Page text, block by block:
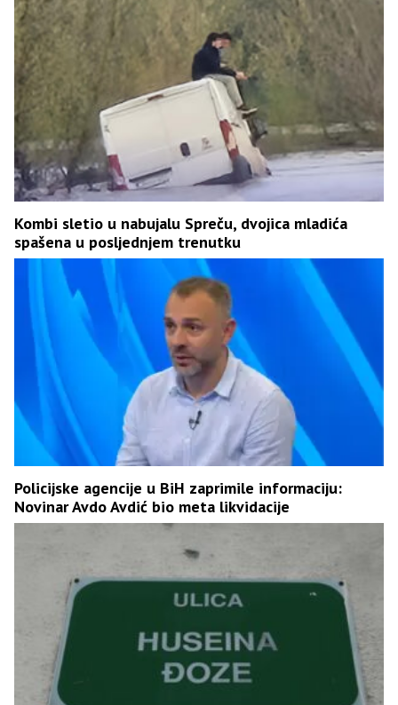
Kombi sletio u nabujalu Spreču, dvojica mladića
spašena u posljednjem trenutku
Policijske agencije u BiH zaprimile informaciju:
Novinar Avdo Avdić bio meta likvidacije